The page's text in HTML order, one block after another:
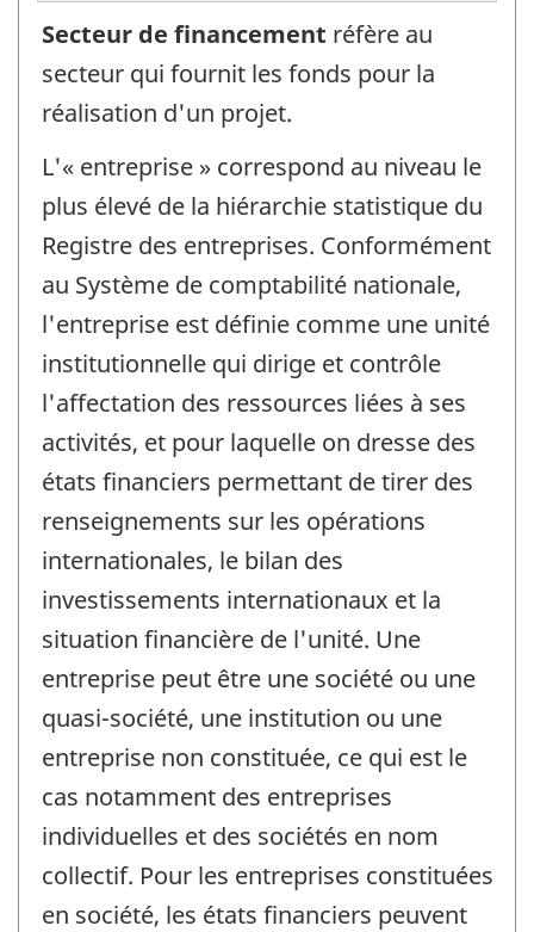
Secteur de financement réfère au
secteur qui fournit les fonds pour la
réalisation d'un projet.
L'« entreprise » correspond au niveau le
plus élevé de la hiérarchie statistique du
Registre des entreprises. Conformément
au Système de comptabilité nationale,
l'entreprise est définie comme une unité
institutionnelle qui dirige et contrôle
l'affectation des ressources liées à ses
activités, et pour laquelle on dresse des
états financiers permettant de tirer des
renseignements sur les opérations
internationales, le bilan des
investissements internationaux et la
situation financière de l'unité. Une
entreprise peut être une société ou une
quasi-société, une institution ou une
entreprise non constituée, ce qui est le
cas notamment des entreprises
individuelles et des sociétés en nom
collectif. Pour les entreprises constituées
en société, les états financiers peuvent